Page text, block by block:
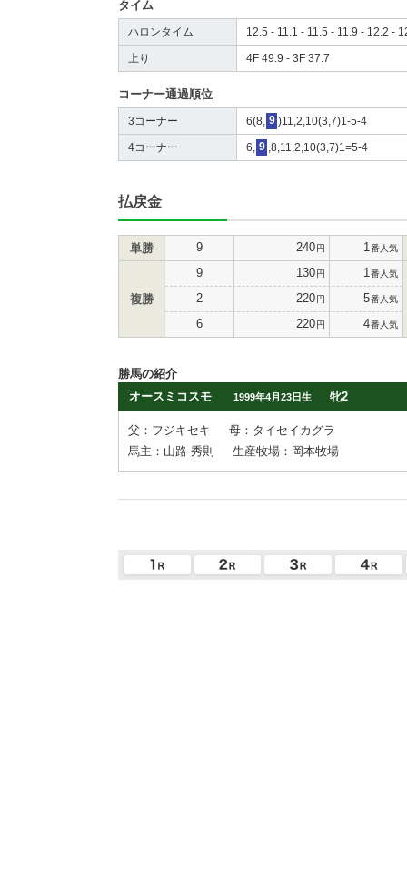
タイム
ハロンタイム 12.5 - 11.1 - 11.5 - 11.9 - 12.2 -
上り 4F 49.9 - 3F 37.7
コーナー通過順位
3コーナー 6(8, 9 )11,2,10(3,7)1-5-4
4コーナー 6, 9 ,8,11,2,10(3,7)1=5-4
払戻金
単勝 9 240円 1 番人気
複勝
9 130円 1 番人気
2 220円 5番人気
6 220円 4番人気
勝馬の紹介
オースミコスモ
1999年4月23日生 牝2
父：フジキセキ
母：タイセイカグラ
馬主：山路 秀則
生産牧場：岡本牧場